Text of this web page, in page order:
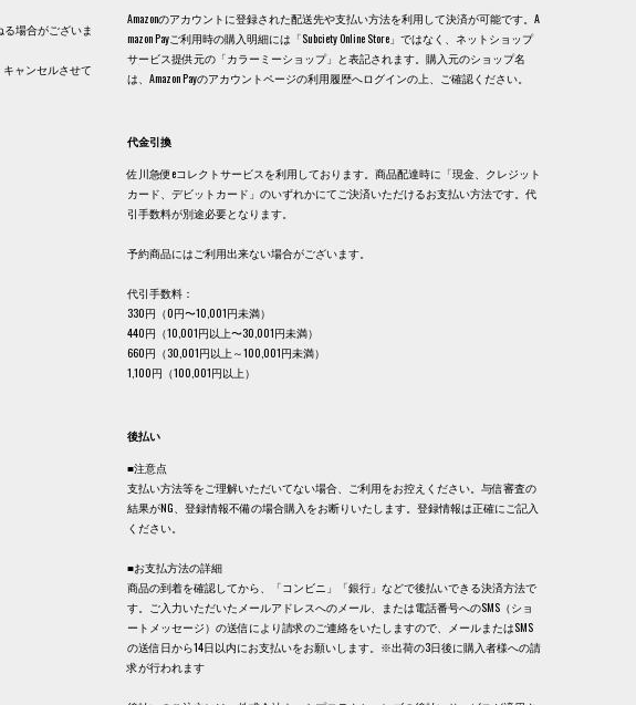
場合がございま
ャンセルさせて
Amazonのアカウントに登録された配送先や支払い方法を利用して決済が可能です。A
mazon Payご利用時の購入明細には「Subciety Online Store」ではなく、ネットショップ
サービス提供元の「カラーミーショップ」と表記されます。購入元のショップ名
は、Amazon Payのアカウントページの利用履歴へログインの上、ご確認ください。
代金引換
佐川急便eコレクトサービスを利用しております。商品配達時に「現金、クレジット
カード、デビットカード」のいずれかにてご決済いただけるお支払い方法です。代
引手数料が別途必要となります。
予約商品にはご利用出来ない場合がございます。
代引手数料：
330円（0円〜10,001円未満）
440円（10,001円以上〜30,001円未満）
660円（30,001円以上～100,001円未満）
1,100円（100,001円以上）
後払い
■注意点
支払い方法等をご理解いただいてない場合、ご利用をお控えください。与信審査の
結果がNG、登録情報不備の場合購入をお断りいたします。登録情報は正確にご記入
ください。
■お支払方法の詳細
商品の到着を確認してから、「コンビニ」「銀行」などで後払いできる決済方法で
す。ご入力いただいたメールアドレスへのメール、または電話番号へのSMS（ショ
ートメッセージ）の送信により請求のご連絡をいたしますので、メールまたはSMS
の送信日から14日以内にお支払いをお願いします。※出荷の3日後に購入者様への請
求が行われます